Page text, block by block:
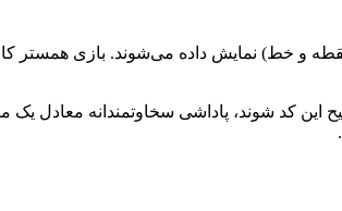
و خط) نمایش داده می‌شوند. بازی همستر
کد شوند، پاداشی سخاوتمندانه معادل یک